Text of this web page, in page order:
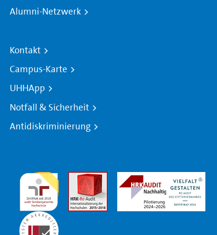
Alumni-Netzwerk
Kontakt
Campus-Karte
UHHApp
Notfall & Sicherheit
Antidiskriminierung